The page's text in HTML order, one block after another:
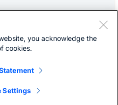
you acknowledge the
cookies.
Settings